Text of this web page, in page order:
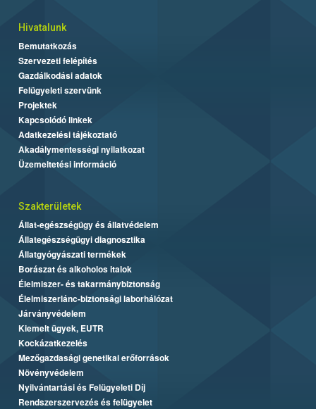
Hivatalunk
Bemutatkozás
Szervezeti felépítés
Gazdálkodási adatok
Felügyeleti szervünk
Projektek
Kapcsolódó linkek
Adatkezelési tájékoztató
Akadálymentességi nyilatkozat
Üzemeltetési információ
Szakterületek
Állat-egészségügy és állatvédelem
Állategészségügyi diagnosztika
Állatgyógyászati termékek
Borászat és alkoholos italok
Élelmiszer- és takarmánybiztonság
Élelmiszerlánc-biztonsági laborhálózat
Járványvédelem
Kiemelt ügyek, EUTR
Kockázatkezelés
Mezőgazdasági genetikai erőforrások
Növényvédelem
Nyilvántartási és Felügyeleti Díj
Rendszerszervezés és felügyelet